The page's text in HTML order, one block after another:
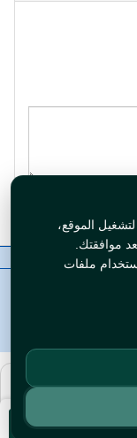
الموقع،
موافقتك.
ملفات
أضف للسلة
ال WhatsApp
فقط للحساباتالمسجّلة